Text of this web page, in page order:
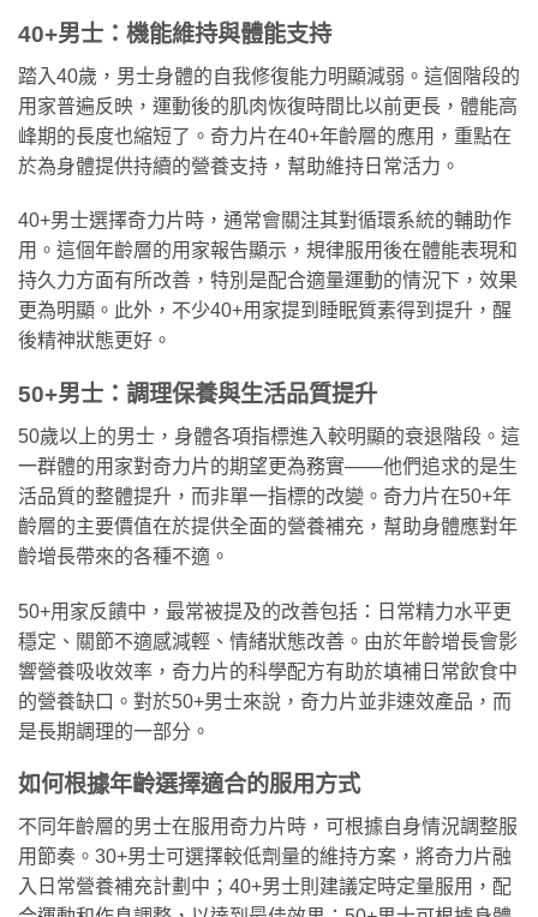
40+男士：機能維持與體能支持
踏入40歲，男士身體的自我修復能力明顯減弱。這個階段的
用家普遍反映，運動後的肌肉恢復時間比以前更長，體能高
峰期的長度也縮短了。奇力片在40+年齡層的應用，重點在
於為身體提供持續的營養支持，幫助維持日常活力。
40+男士選擇奇力片時，通常會關注其對循環系統的輔助作
用。這個年齡層的用家報告顯示，規律服用後在體能表現和
持久力方面有所改善，特別是配合適量運動的情況下，效果
更為明顯。此外，不少40+用家提到睡眠質素得到提升，醒
後精神狀態更好。
50+男士：調理保養與生活品質提升
50歲以上的男士，身體各項指標進入較明顯的衰退階段。這
一群體的用家對奇力片的期望更為務實——他們追求的是生
活品質的整體提升，而非單一指標的改變。奇力片在50+年
齡層的主要價值在於提供全面的營養補充，幫助身體應對年
齡增長帶來的各種不適。
50+用家反饋中，最常被提及的改善包括：日常精力水平更
穩定、關節不適感減輕、情緒狀態改善。由於年齡增長會影
響營養吸收效率，奇力片的科學配方有助於填補日常飲食中
的營養缺口。對於50+男士來說，奇力片並非速效產品，而
是長期調理的一部分。
如何根據年齡選擇適合的服用方式
不同年齡層的男士在服用奇力片時，可根據自身情況調整服
用節奏。30+男士可選擇較低劑量的維持方案，將奇力片融
入日常營養補充計劃中；40+男士則建議定時定量服用，配